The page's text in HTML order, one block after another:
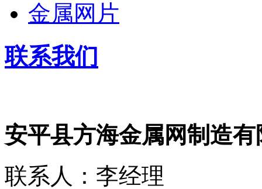
金属网片
联系我们
安平县方海金属网制造有
联系人：李经理